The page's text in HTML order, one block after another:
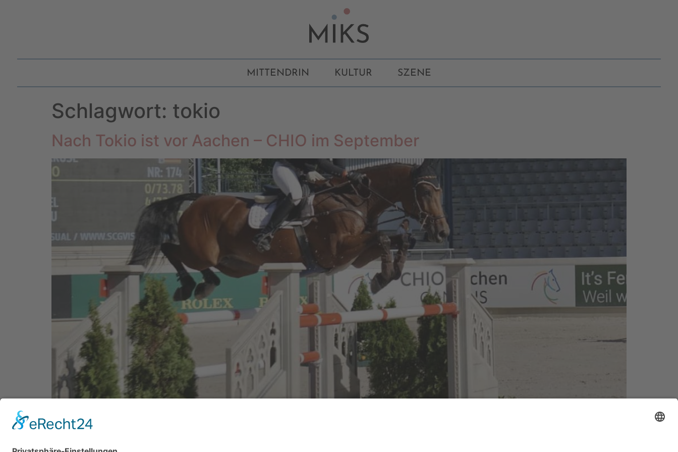
MITTENDRIN KULTUR SZENE
Schlagwort: tokio
Nach Tokio ist vor Aachen – CHIO im September
Der CHIO Aachen 2021 erwartet die Olympiasieger aus Tokio in der Aachener Soers – und Publikum. Der Ticketverkauf ist angelaufen …